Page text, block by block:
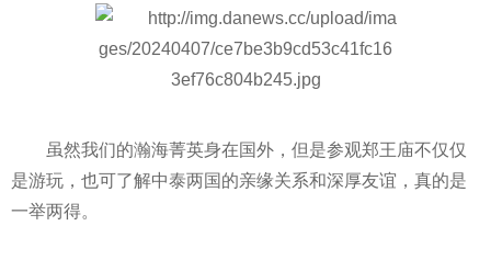
虽然我们的瀚海菁英身在国外，但是参观郑王庙不仅仅
是游玩，也可了解中泰两国的亲缘关系和深厚友谊，真的是
一举两得。